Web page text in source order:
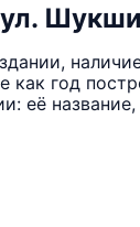
ул.
год
её